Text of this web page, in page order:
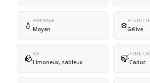
💧 ARROSAGE
Moyen ❄️RUSTICITÉ
Gélive
🪨SOL
Limoneux, sableux 🍃Caduc